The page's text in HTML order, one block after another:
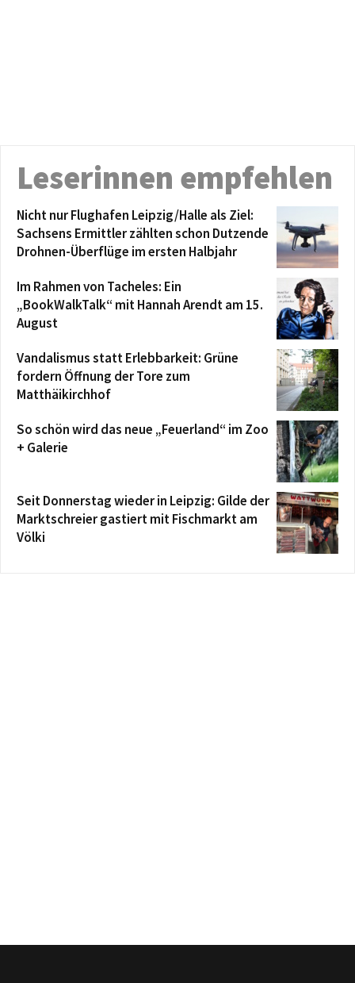
Leserinnen empfehlen
Nicht nur Flughafen Leipzig/Halle als Ziel:
Sachsens Ermittler zählten schon Dutzende
Drohnen-Überflüge im ersten Halbjahr
Im Rahmen von Tacheles: Ein
„BookWalkTalk“ mit Hannah Arendt am 15.
August
Vandalismus statt Erlebbarkeit: Grüne
fordern Öffnung der Tore zum
Matthäikirchhof
So schön wird das neue „Feuerland“ im Zoo
+ Galerie
Seit Donnerstag wieder in Leipzig: Gilde der
Marktschreier gastiert mit Fischmarkt am
Völki